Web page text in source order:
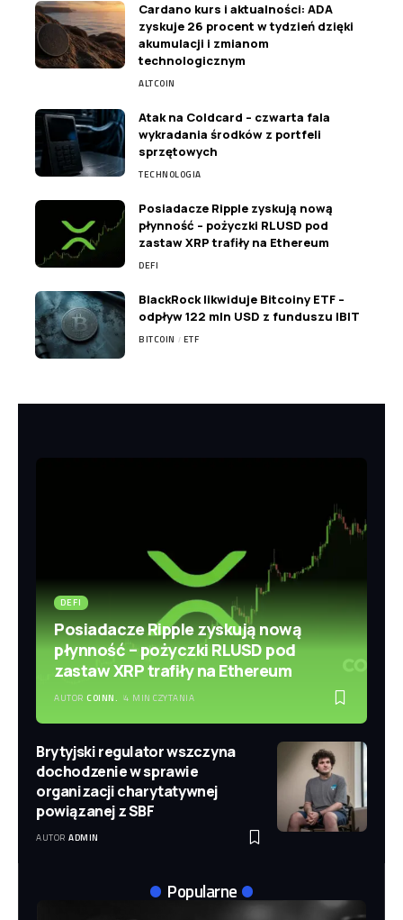
Cardano kurs i aktualności: ADA
zyskuje 26 procent w tydzień dzięki
akumulacji i zmianom
technologicznym
ALTCOIN
Atak na Coldcard – czwarta fala
wykradania środków z portfeli
sprzętowych
TECHNOLOGIA
Posiadacze Ripple zyskują nową
płynność – pożyczki RLUSD pod
zastaw XRP trafiły na Ethereum
DEFI
BlackRock likwiduje Bitcoiny ETF –
odpływ 122 mln USD z funduszu IBIT
BITCOIN ETF
DEFI
Posiadacze Ripple zyskują nową
płynność – pożyczki RLUSD pod
zastaw XRP trafiły na Ethereum
AUTOR COINN. 4 MIN CZYTANIA
Brytyjski regulator wszczyna
dochodzenie w sprawie
organizacji charytatywnej
powiązanej z SBF
AUTOR ADMIN
Popularne